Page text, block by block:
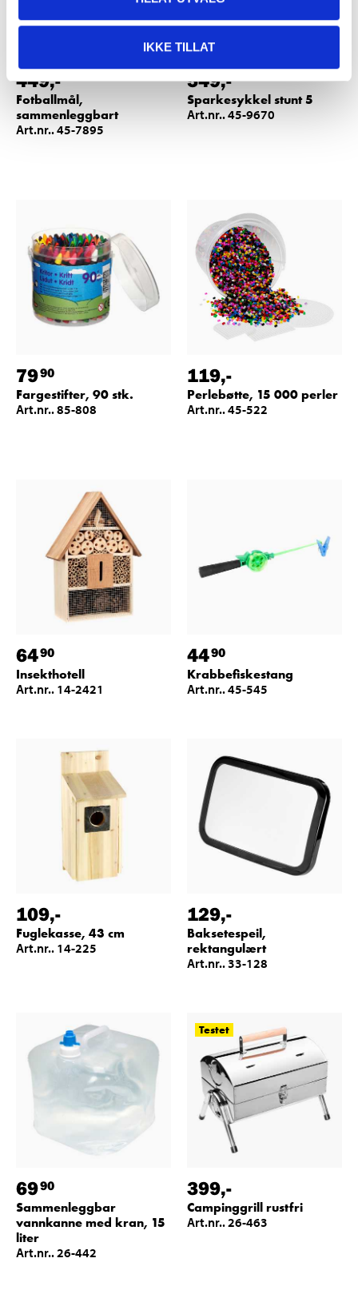
IKKE TILLAT
449,-
Fotballmål,
sammenleggbart
Art.nr.. 45-7895
549,-
Sparkesykkel stunt 5
Art.nr.. 45-9670
7990
Fargestifter, 90 stk.
Art.nr.. 85-808
119,-
Perlebøtte, 15 000 perler
Art.nr.. 45-522
6490
Insekthotell
Art.nr.. 14-2421
4490
Krabbefiskestang
Art.nr.. 45-545
109,-
Fuglekasse, 43 cm
Art.nr.. 14-225
129,-
Baksetespeil,
rektangulært
Art.nr.. 33-128
6990
Sammenleggbar
vannkanne med kran, 15
liter
Art.nr.. 26-442
Testet
399,-
Campinggrill rustfri
Art.nr.. 26-463